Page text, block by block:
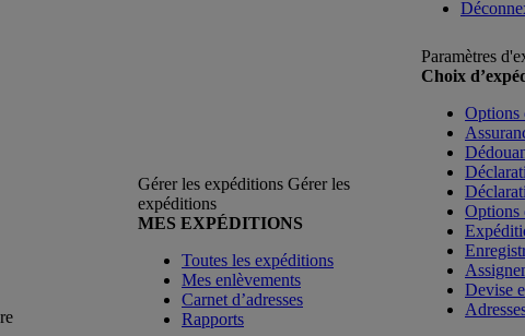
Gérer les expéditions Gérer les
expéditions
MES EXPÉDITIONS
Toutes les expéditions
Mes enlèvements
Carnet d’adresses
Rapports
Paramètres
Choix
Options
Options
Devise